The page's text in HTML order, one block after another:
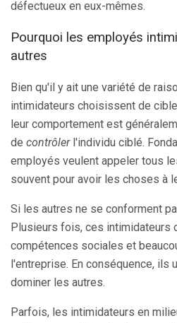
défectueux en eux-mêmes.
Pourquoi les employés
autres
Bien qu'il y ait une variété de
intimidateurs choisissent de
leur comportement est
de contrôlerl'individu ciblé.
employés veulent appeler tous
souvent pour avoir les choses à
Si les autres ne se conforment
Plusieurs fois, ces intimidateurs
compétences sociales et
l'entreprise. En conséquence,
dominer les autres.
Parfois, les intimidateurs en